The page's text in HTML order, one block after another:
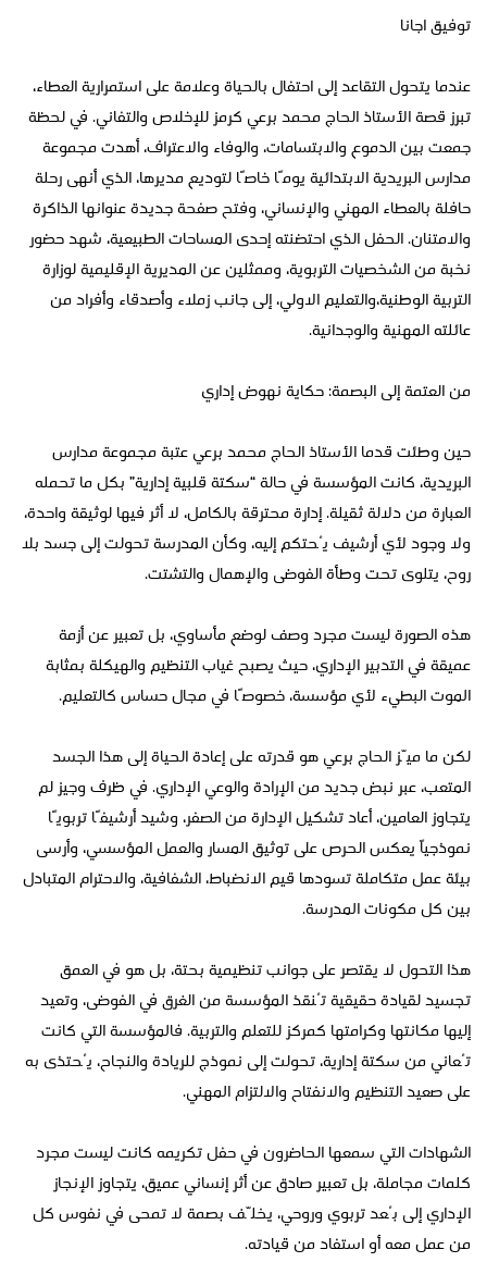
توفيق اجانا
عندما يتحول التقاعد إلى احتفال بالحياة وعلامة على استمرارية العطاء،
تبرز قصة الأستاذ الحاج محمد برعي كرمز للإخلاص والتفاني. في لحظة
جمعت بين الدموع والابتسامات، والوفاء والاعتراف، أهدت مجموعة
مدارس البريدية الابتدائية يومًا خاصًا لتوديع مديرها، الذي أنهى رحلة
حافلة بالعطاء المهني والإنساني، وفتح صفحة جديدة عنوانها الذاكرة
والامتنان. الحفل الذي احتضنته إحدى المساحات الطبيعية، شهد حضور
نخبة من الشخصيات التربوية، وممثلين عن المديرية الإقليمية لوزارة
التربية الوطنية،والتعليم الاولي، إلى جانب زملاء وأصدقاء وأفراد من
عائلته المهنية والوجدانية.
من العتمة إلى البصمة: حكاية نهوض إداري
حين وطئت قدما الأستاذ الحاج محمد برعي عتبة مجموعة مدارس
البريدية، كانت المؤسسة في حالة “سكتة قلبية إدارية” بكل ما تحمله
العبارة من دلالة ثقيلة. إدارة محترقة بالكامل، لا أثر فيها لوثيقة واحدة،
ولا وجود لأي أرشيف يُحتكم إليه، وكأن المدرسة تحولت إلى جسد بلا
روح، يتلوى تحت وطأة الفوضى والإهمال والتشتت.
هذه الصورة ليست مجرد وصف لوضع مأساوي، بل تعبير عن أزمة
عميقة في التدبير الإداري، حيث يصبح غياب التنظيم والهيكلة بمثابة
الموت البطيء لأي مؤسسة، خصوصًا في مجال حساس كالتعليم.
لكن ما ميّز الحاج برعي هو قدرته على إعادة الحياة إلى هذا الجسد
المتعب، عبر نبض جديد من الإرادة والوعي الإداري. في ظرف وجيز لم
يتجاوز العامين، أعاد تشكيل الإدارة من الصفر، وشيد أرشيفًا تربويًا
نموذجياً يعكس الحرص على توثيق المسار والعمل المؤسسي، وأرسى
بيئة عمل متكاملة تسودها قيم الانضباط، الشفافية، والاحترام المتبادل
بين كل مكونات المدرسة.
هذا التحول لا يقتصر على جوانب تنظيمية بحتة، بل هو في العمق
تجسيد لقيادة حقيقية تُنقذ المؤسسة من الغرق في الفوضى، وتعيد
إليها مكانتها وكرامتها كمركز للتعلم والتربية. فالمؤسسة التي كانت
تُعاني من سكتة إدارية، تحولت إلى نموذج للريادة والنجاح، يُحتذى به
على صعيد التنظيم والانفتاح والالتزام المهني.
الشهادات التي سمعها الحاضرون في حفل تكريمه كانت ليست مجرد
كلمات مجاملة، بل تعبير صادق عن أثر إنساني عميق، يتجاوز الإنجاز
الإداري إلى بُعد تربوي وروحي، يخلّف بصمة لا تمحى في نفوس كل
من عمل معه أو استفاد من قيادته.